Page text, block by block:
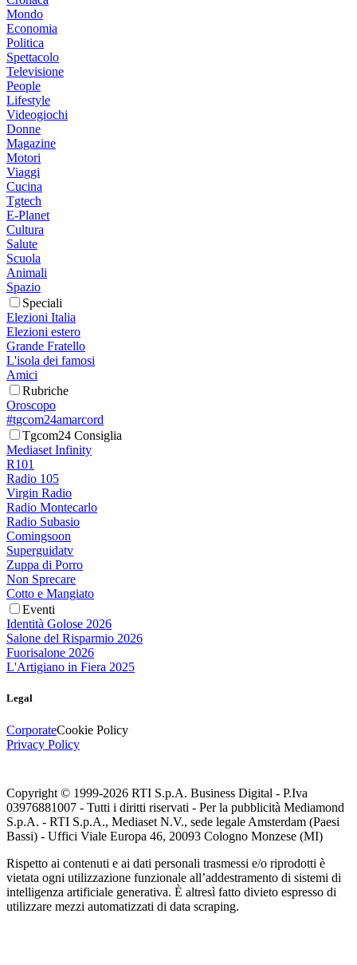
Mondo
Economia
Politica
Spettacolo
Televisione
People
Lifestyle
Videogiochi
Donne
Magazine
Motori
Viaggi
Cucina
Tgtech
E-Planet
Cultura
Salute
Scuola
Animali
Spazio
Speciali
Elezioni Italia
Elezioni estero
Grande Fratello
L'isola dei famosi
Amici
Rubriche
Oroscopo
#tgcom24amarcord
Tgcom24 Consiglia
Mediaset Infinity
R101
Radio 105
Virgin Radio
Radio Montecarlo
Radio Subasio
Comingsoon
Superguidatv
Zuppa di Porro
Non Sprecare
Cotto e Mangiato
Eventi
Identità Golose 2026
Salone del Risparmio 2026
Fuorisalone 2026
L'Artigiano in Fiera 2025
Legal
CorporateCookie Policy
Privacy Policy
Copyright © 1999-2026 RTI S.p.A. Business Digital - P.Iva
03976881007 - Tutti i diritti riservati - Per la pubblicità Mediamond
S.p.A. - RTI S.p.A., Mediaset N.V., sede legale Amsterdam (Paesi
Bassi) - Uffici Viale Europa 46, 20093 Cologno Monzese (MI)
Rispetto ai contenuti e ai dati personali trasmessi e/o riprodotti è
vietata ogni utilizzazione funzionale all’addestramento di sistemi di
intelligenza artificiale generativa. È altresì fatto divieto espresso di
utilizzare mezzi automatizzati di data scraping.